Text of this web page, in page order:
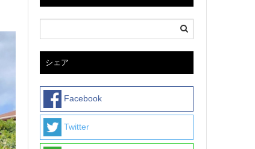
シェア
Facebook
Twitter